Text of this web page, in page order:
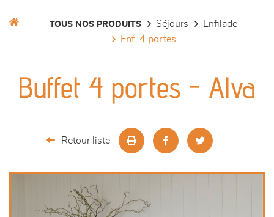
séjours
chambres et dressing
décoration
TOUS NOS PRODUITS séjours
enfilade
enf. 4 portes
Buffet 4 portes - Alva
Retour liste